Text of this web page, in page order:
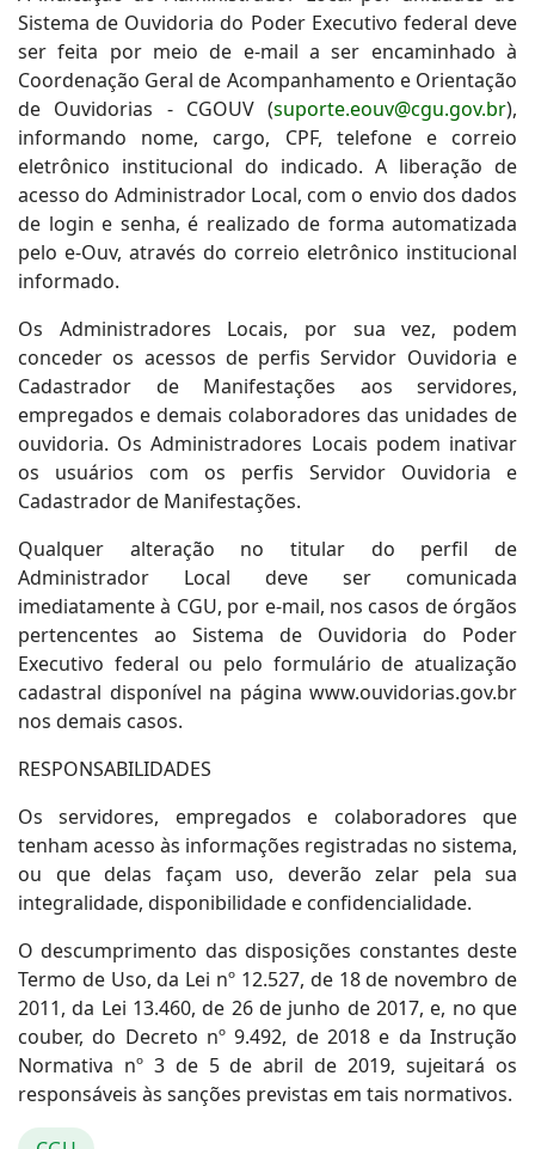
Sistema de Ouvidoria do Poder Executivo federal deve
ser feita por meio de e-mail a ser encaminhado à
Coordenação Geral de Acompanhamento e Orientação
de Ouvidorias - CGOUV (suporte.eouv@cgu.gov.br),
informando nome, cargo, CPF, telefone e correio
eletrônico institucional do indicado. A liberação de
acesso do Administrador Local, com o envio dos dados
de login e senha, é realizado de forma automatizada
pelo e-Ouv, através do correio eletrônico institucional
informado.
Os Administradores Locais, por sua vez, podem
conceder os acessos de perfis Servidor Ouvidoria e
Cadastrador de Manifestações aos servidores,
empregados e demais colaboradores das unidades de
ouvidoria. Os Administradores Locais podem inativar
os usuários com os perfis Servidor Ouvidoria e
Cadastrador de Manifestações.
Qualquer alteração no titular do perfil de
Administrador Local deve ser comunicada
imediatamente à CGU, por e-mail, nos casos de órgãos
pertencentes ao Sistema de Ouvidoria do Poder
Executivo federal ou pelo formulário de atualização
cadastral disponível na página www.ouvidorias.gov.br
nos demais casos.
RESPONSABILIDADES
Os servidores, empregados e colaboradores que
tenham acesso às informações registradas no sistema,
ou que delas façam uso, deverão zelar pela sua
integralidade, disponibilidade e confidencialidade.
O descumprimento das disposições constantes deste
Termo de Uso, da Lei nº 12.527, de 18 de novembro de
2011, da Lei 13.460, de 26 de junho de 2017, e, no que
couber, do Decreto nº 9.492, de 2018 e da Instrução
Normativa nº 3 de 5 de abril de 2019, sujeitará os
responsáveis às sanções previstas em tais normativos.